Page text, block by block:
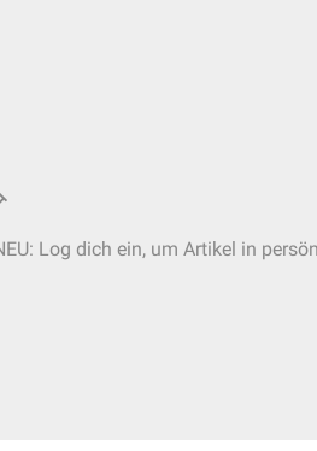
Log dich ein, um Artikel in